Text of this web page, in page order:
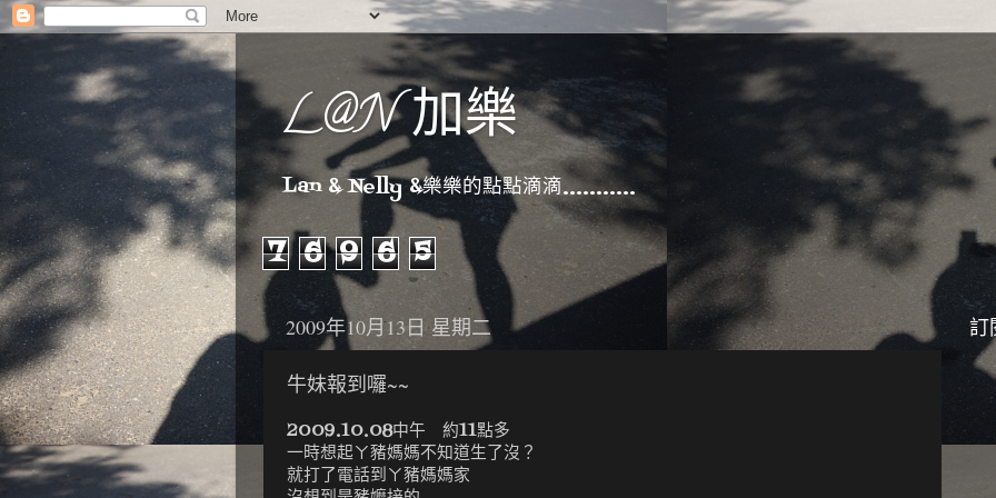
L@N 加樂
Lan & Nelly &樂樂的點點滴滴...........
7 6 9 6 5
2009年10月13日 星期二
牛妹報到囉~~
2009.10.08中午 約11點多
一時想起ㄚ豬媽媽不知道生了沒？
就打了電話到ㄚ豬媽媽家
訂